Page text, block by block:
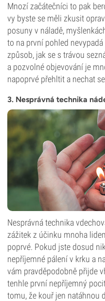
Mnozí začátečníci to pak
vy byste se měli zkusit
posuny v náladě,
to na první pohled
způsob, jak se s trávou
a pozvolné objevování je
napoprvé přehltit a nechat
3. Nesprávná technika
Nesprávná technika
zážitek z účinku mnoha
poprvé. Pokud jste dosud
nepříjemné pálení v krku a
vám pravděpodobně přijde
tenhle první nepříjemný
tomu, že kouř jen natáhnou